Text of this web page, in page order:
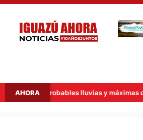
AHORAprobables lluvias y máximas de